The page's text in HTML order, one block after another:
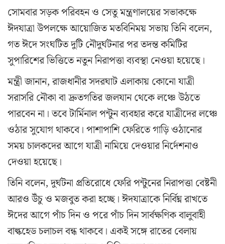
সোমবার সড়ক পরিবহন ও সেতু মন্ত্রণালয়ের সভাকক্ষে
ঈদযাত্রা উপলক্ষে আয়োজিত মতবিনিময় সভায় তিনি বলেন,
গত ঈদে সংঘটিত দুটি নৌদুর্ঘটনার পর তদন্ত কমিটির
সুপারিশের ভিত্তিতে নতুন নিরাপত্তা ব্যবস্থা নেওয়া হয়েছে।
মন্ত্রী জানান, রাজধানীর সদরঘাট এলাকায় কোনো যাত্রী
সরাসরি নৌকা বা দ্রুতগতির জলযান থেকে লঞ্চে উঠতে
পারবেন না। তবে টার্মিনাল পন্টুন ব্যবহার করে যাত্রীদের লঞ্চে
ওঠার সুযোগ থাকবে। পাশাপাশি ফেরিতে গাড়ি ওঠানোর
সময় চালকদের আগে যাত্রী নামিয়ে দেওয়ার নির্দেশনাও
দেওয়া হয়েছে।
তিনি বলেন, দুর্ঘটনা প্রতিরোধে ফেরি পন্টুনের নিরাপত্তা বেষ্টনী
আরও উঁচু ও মজবুত করা হচ্ছে। ঈদযাত্রাকে নির্বিঘ্ন রাখতে
ঈদের আগে পাঁচ দিন ও পরে পাঁচ দিন সার্বক্ষণিক বালুবাহী
বাল্কহেড চলাচল বন্ধ থাকবে। একই সঙ্গে রাতের বেলায়